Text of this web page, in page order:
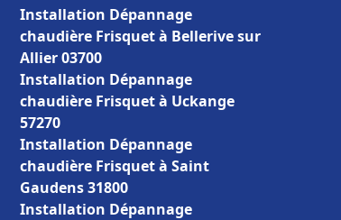
Installation Dépannage
chaudière Frisquet à Bellerive sur
Allier 03700
Installation Dépannage
chaudière Frisquet à Uckange
57270
Installation Dépannage
chaudière Frisquet à Saint
Gaudens 31800
Installation Dépannage